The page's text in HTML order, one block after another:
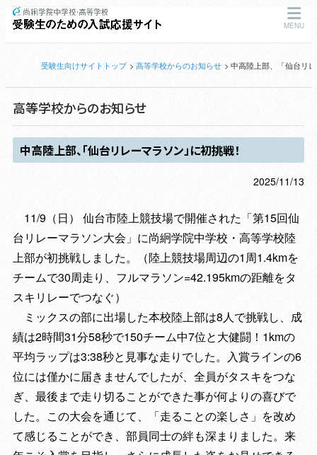
MENU
受験生向けサイトトップ 高等学校からのお知らせ 中高陸上部、「仙台リ
高等学校からのお知らせ
中高陸上部、「仙台リレーマラソン」に初挑戦！
2025/11/13
11/9（日） 仙台市陸上競技場で開催された「第15回仙
台リレーマラソン大会」に尚絅学院中学校・高等学校陸
上部が初挑戦しました。（陸上競技場周辺の1周1.4kmを
チームで30周走り、フルマラソン=42.195kmの距離をタ
スキリレーでつなぐ）
ミックスの部に出場した本校陸上部は8人で挑戦し、成
績は2時間31分58秒で150チーム中7位と大健闘！1kmの
平均ラップは3:38秒と見事な走りでした。入賞ラインの6
位には僅かに届きませんでしたが、全員がタスキをつな
ぎ、最後まで走り切ることができた事が何よりの喜びで
した。この大会を通じて、「走ることの楽しさ」を改め
て感じることができ、部員同士の絆も深まりました。来